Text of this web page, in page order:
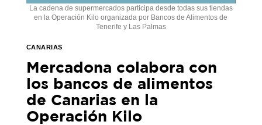
La cadena de supermercados participa desde todas sus tiendas
en la Operación Kilo organizada por Bancos de Alimentos de
Tenerife y Las Palmas
CANARIAS
Mercadona colabora con
los bancos de alimentos
de Canarias en la
Operación Kilo